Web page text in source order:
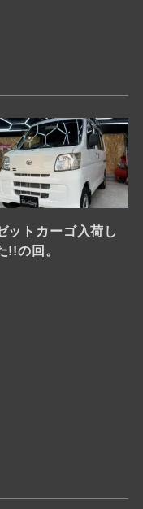
ットカーゴ入荷し
!!の回。